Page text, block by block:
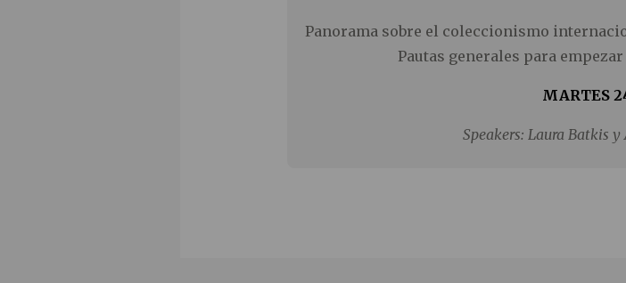
Panorama sobre el coleccionismo
Pautas generales para
MARTES
Speakers: Laura Batkis